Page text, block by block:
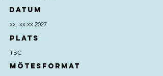
datum
xx.-xx.xx.2027
plats
TBC
mötesformat